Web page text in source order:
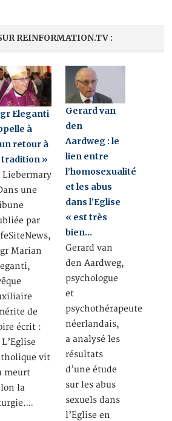
REINFORMATION.TV :
Eleganti
à
retour à
tradition »
une
par
Marian
de
écrit :
vit
meurt
la
Gerard van
den
Aardweg : le
lien entre
l’homosexualité
et les abus
dans l’Eglise
« est très
bien…
Gerard van
den Aardweg,
psychologue
et
psychothérapeute
néerlandais,
a analysé les
résultats
d’une étude
sur les abus
sexuels dans
l’Eglise en